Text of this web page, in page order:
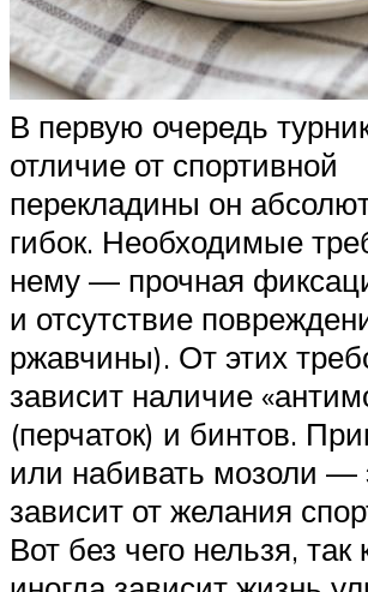
В первую очередь
отличие от спортивной
перекладины он
гибок. Необходимые
нему — прочная
и отсутствие
ржавчины). От этих
зависит наличие
(перчаток) и бинтов.
или набивать мозоли —
зависит от желания
Вот без чего нельзя, так